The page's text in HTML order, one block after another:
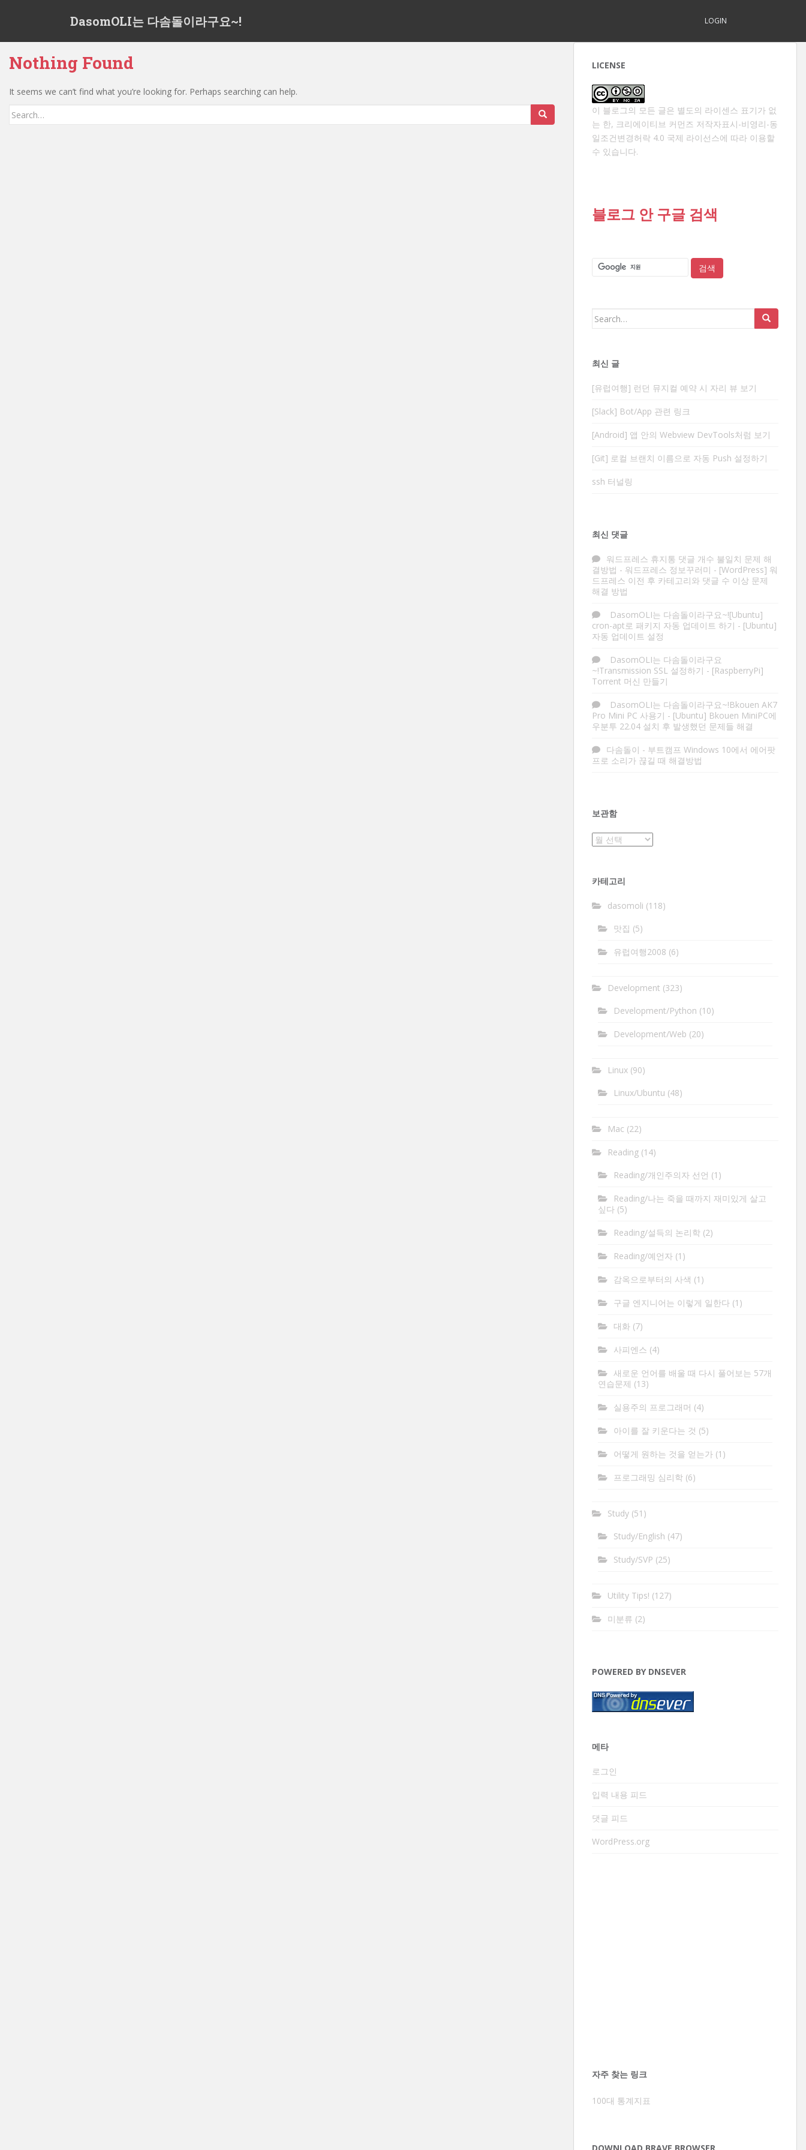
DasomOLI는 다솜돌이라구요~! LOGIN
Nothing Found
It seems we can’t find what you’re looking for. Perhaps searching can help.
Search
LICENSE
이 블로그의 모든 글은 별도의 라이센스 표기가 없
는 한, 크리에이티브 커먼즈 저작자표시-비영리-동
일조건변경허락 4.0 국제 라이선스에 따라 이용할
수 있습니다.
블로그 안 구글 검색
Search
최신 글
[유럽여행] 런던 뮤지컬 예약 시 자리 뷰 보기
[Slack] Bot/App 관련 링크
[Android] 앱 안의 Webview DevTools처럼 보기
[Git] 로컬 브랜치 이름으로 자동 Push 설정하기
ssh 터널링
최신 댓글
워드프레스 휴지통 댓글 개수 불일치 문제 해
결방법 - 워드프레스 정보꾸러미 - [WordPress] 워
드프레스 이전 후 카테고리와 댓글 수 이상 문제
해결 방법
DasomOLI는 다솜돌이라구요~![Ubuntu]
cron-apt로 패키지 자동 업데이트 하기 - [Ubuntu]
자동 업데이트 설정
DasomOLI는 다솜돌이라구요
~!Transmission SSL 설정하기 - [RaspberryPi]
Torrent 머신 만들기
DasomOLI는 다솜돌이라구요~!Bkouen AK7
Pro Mini PC 사용기 - [Ubuntu] Bkouen MiniPC에
우분투 22.04 설치 후 발생했던 문제들 해결
다솜돌이 - 부트캠프 Windows 10에서 에어팟
프로 소리가 끊길 때 해결방법
보관함
보
카테고리
dasomoli (118)
맛집 (5)
유럽여행2008 (6)
Development (323)
Development/Python (10)
Development/Web (20)
Linux(90)
Linux/Ubuntu (48)
Mac (22)
Reading(14)
Reading/개인주의자 선언 (1)
Reading/나는 죽을 때까지 재미있게 살고
싶다(5)
Reading/설득의 논리학(2)
Reading/예언자(1)
감옥으로부터의 사색 (1)
구글 엔지니어는 이렇게 일한다(1)
대화(7)
사피엔스 (4)
새로운 언어를 배울 때 다시 풀어보는 57개
연습문제 (13)
실용주의 프로그래머 (4)
아이를 잘 키운다는 것 (5)
어떻게 원하는 것을 얻는가(1)
프로그래밍 심리학(6)
Study(51)
Study/English (47)
Study/SVP (25)
Utility Tips! (127)
미분류 (2)
POWERED BY DNSEVER
메타
로그인
입력 내용 피드
댓글 피드
WordPress.org
자주 찾는 링크
100대 통계지표